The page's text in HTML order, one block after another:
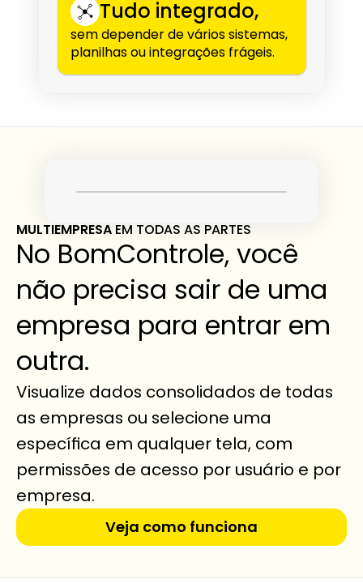
Tudo integrado,
sem depender de vários sistemas,
planilhas ou integrações frágeis.
MULTIEMPRESA EM TODAS AS PARTES
No BomControle, você
não precisa sair de uma
empresa para entrar em
outra.
Visualize dados consolidados de todas
as empresas ou selecione uma
específica em qualquer tela, com
permissões de acesso por usuário e por
empresa.
Veja como funciona